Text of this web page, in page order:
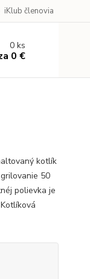
iKlub členovia
0ks
0 €
kotlík
50
polievka je